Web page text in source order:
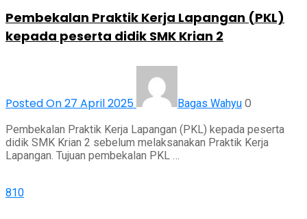
Pembekalan Praktik Kerja Lapangan (PKL)
kepada peserta didik SMK Krian 2
Posted On 27 April 2025 Bagas Wahyu 0
Pembekalan Praktik Kerja Lapangan (PKL) kepada peserta
didik SMK Krian 2 sebelum melaksanakan Praktik Kerja
Lapangan. Tujuan pembekalan PKL …
810